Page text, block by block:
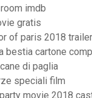
imdb
gratis
of paris 2018 trailer
bestia cartone
di paglia
speciali film
movie 2018